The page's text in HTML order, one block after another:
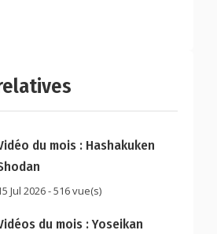
du mois : Hashakuken
Jul 2026 - 516 vue(s)
du mois : Yoseikan